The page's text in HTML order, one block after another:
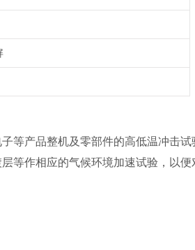
等产品整机及零部件的高低温冲击试
等作相应的气候环境加速试验，以便